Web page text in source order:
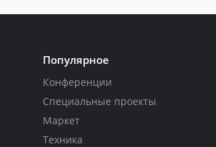
Популярное
Конференции
Специальные проекты
Маркет
Техника